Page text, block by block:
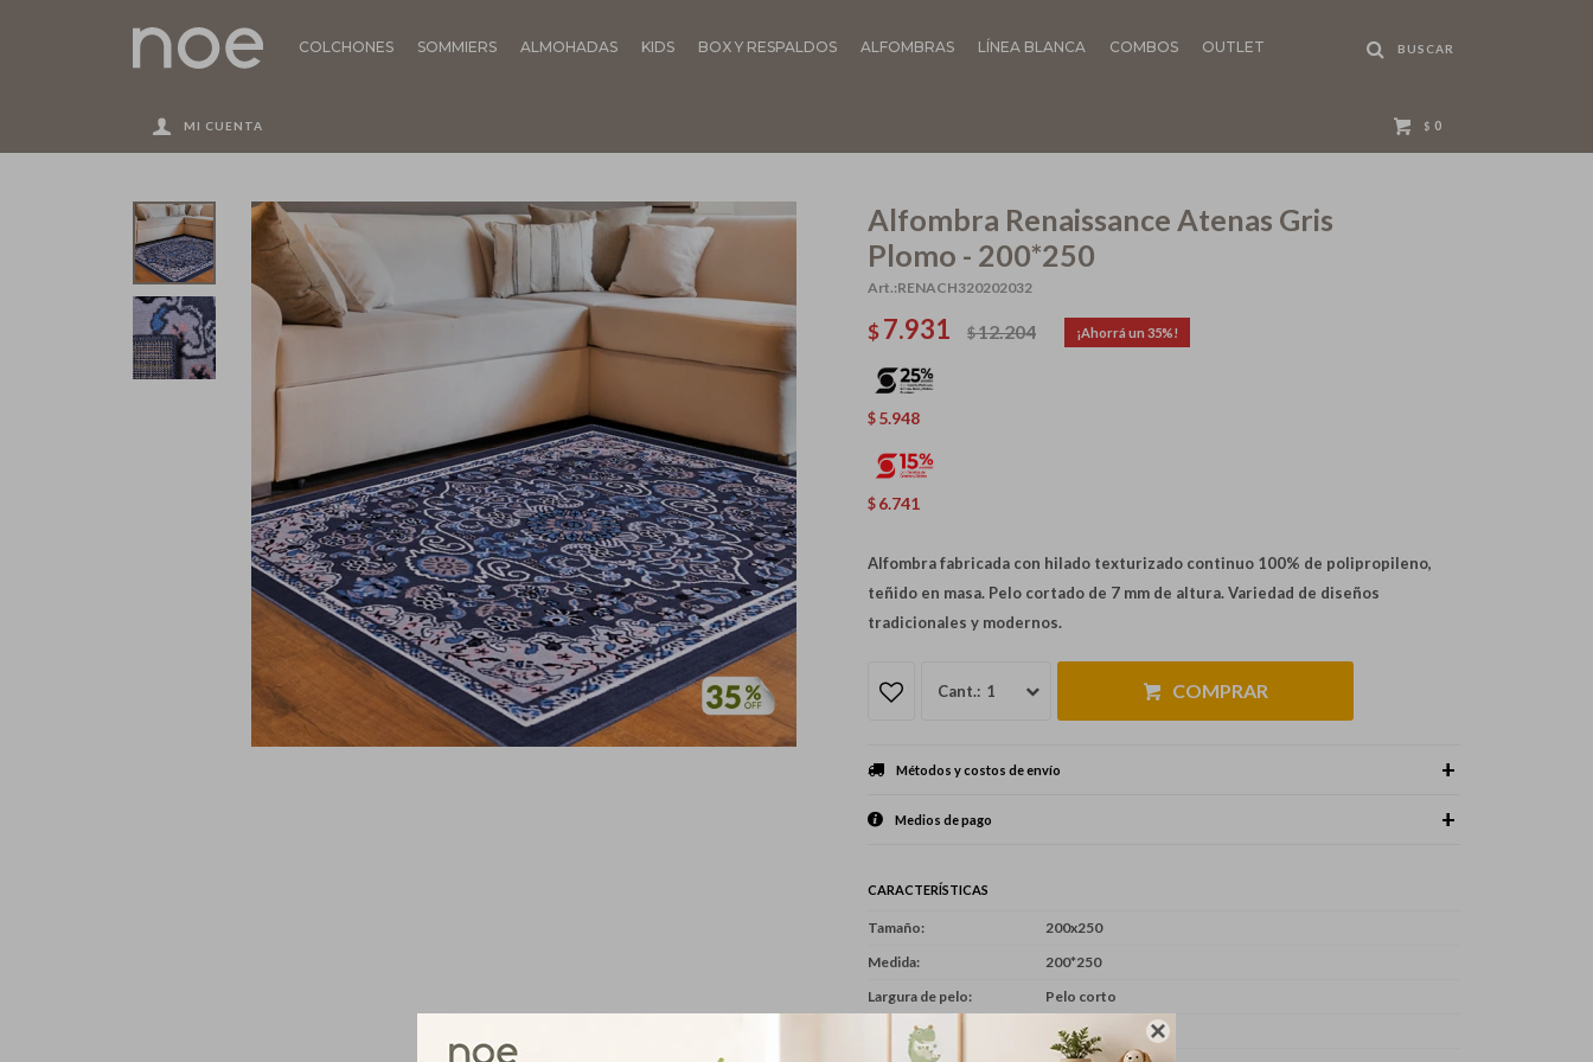

COLCHONES SOMMIERS ALMOHADAS KIDS BOX Y RESPALDOS ALFOMBRAS LÍNEA BLANCA COMBOS OUTLET
$ 0
Alfombra Renaissance Atenas Gris
Plomo - 200*250
RENACH320202032
$7.931 $12.204 35
$ 5.948
$ 6.741
Alfombra fabricada con hilado texturizado continuo 100% de polipropileno,
teñido en masa. Pelo cortado de 7 mm de altura. Variedad de diseños
tradicionales y modernos.
1 COMPRAR
Métodos y costos de envío
Medios de pago
CARACTERÍSTICAS
Tamaño
200x250
Medida
200*250
Largura de pelo
Pelo corto
Renaissance